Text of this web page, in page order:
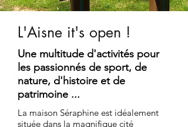
L'Aisne it's open !
Une multitude d'activités pour
les passionnés de sport, de
nature, d'histoire et de
patrimoine ...
La maison Séraphine est idéalement
située dans la magnifique cité